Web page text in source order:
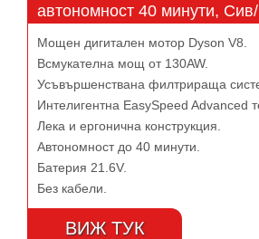
автономност 40 минути,
Мощен дигитален мотор Dyson V8.
Всмукателна мощ от 130AW.
Усъвършенствана филтрираща
Интелигентна EasySpeed Advanced
Лека и ергонична конструкция.
Автономност до 40 минути.
Батерия 21.6V.
Без кабели.
ВИЖ ТУК